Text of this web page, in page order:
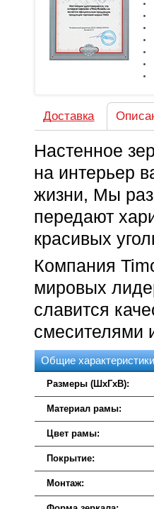
Доставка
Настенное
на интерьер
жизни, Мы
передают
красивых
Компания
мировых
славится
смесителями
Общие
Размеры (ШхГхВ):
Материал рамы:
Цвет рамы:
Покрытие:
Монтаж: